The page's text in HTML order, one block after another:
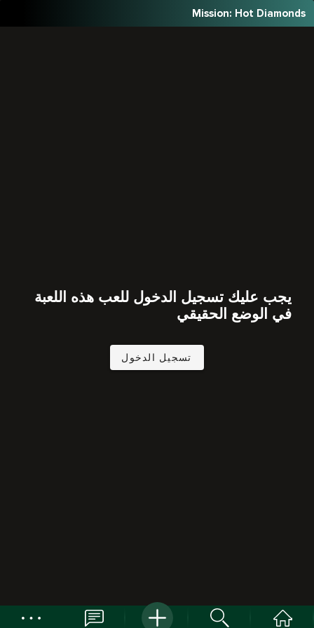
Mission: Hot Diamonds
يجب عليك تسجيل الدخول للعب هذه اللعبة
في الوضع الحقيقي
تسجيل الدخول